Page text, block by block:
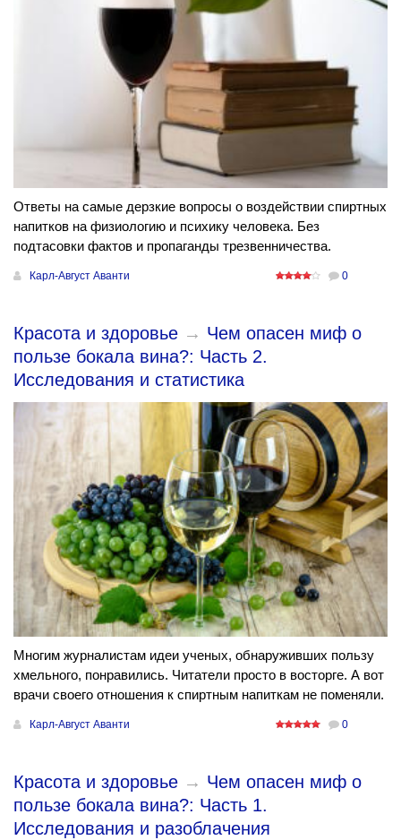
Ответы на самые дерзкие вопросы о воздействии спиртных
напитков на физиологию и психику человека. Без
подтасовки фактов и пропаганды трезвенничества.
Карл-Август Аванти 0
Красота и здоровье → Чем опасен миф о
пользе бокала вина?: Часть 2.
Исследования и статистика
Многим журналистам идеи ученых, обнаруживших пользу
хмельного, понравились. Читатели просто в восторге. А вот
врачи своего отношения к спиртным напиткам не поменяли.
Карл-Август Аванти 0
Красота и здоровье → Чем опасен миф о
пользе бокала вина?: Часть 1.
Исследования и разоблачения